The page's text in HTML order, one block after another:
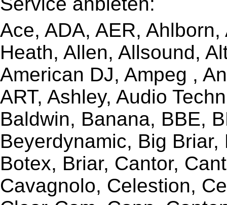
Ace, ADA, AER,
Heath, Allen, Allsound,
American DJ, Ampeg ,
ART, Ashley, Audio
Baldwin, Banana, BBE,
Beyerdynamic, Big
Botex, Briar, Cantor,
Cavagnolo, Celestion,